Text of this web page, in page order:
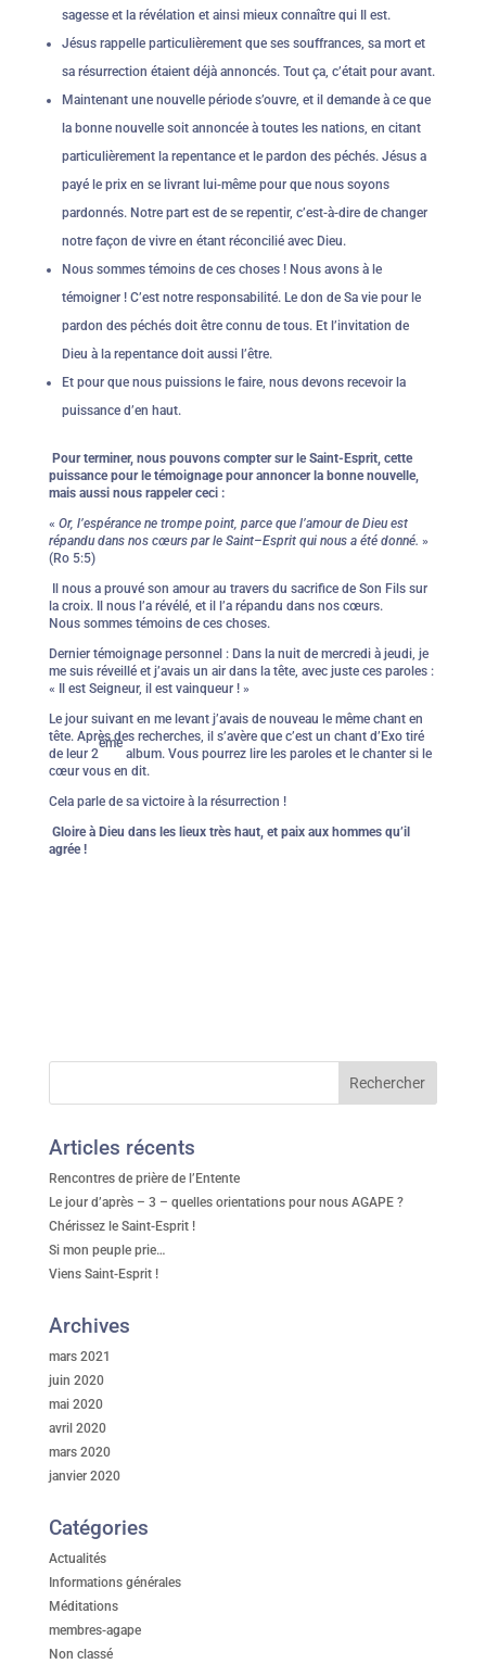
sagesse et la révélation et ainsi mieux connaître qui Il est.
Jésus rappelle particulièrement que ses souffrances, sa mort et
sa résurrection étaient déjà annoncés. Tout ça, c’était pour avant.
Maintenant une nouvelle période s’ouvre, et il demande à ce que
la bonne nouvelle soit annoncée à toutes les nations, en citant
particulièrement la repentance et le pardon des péchés. Jésus a
payé le prix en se livrant lui-même pour que nous soyons
pardonnés. Notre part est de se repentir, c’est-à-dire de changer
notre façon de vivre en étant réconcilié avec Dieu.
Nous sommes témoins de ces choses ! Nous avons à le
témoigner ! C’est notre responsabilité. Le don de Sa vie pour le
pardon des péchés doit être connu de tous. Et l’invitation de
Dieu à la repentance doit aussi l’être.
Et pour que nous puissions le faire, nous devons recevoir la
puissance d’en haut.
Pour terminer, nous pouvons compter sur le Saint-Esprit, cette
puissance pour le témoignage pour annoncer la bonne nouvelle,
mais aussi nous rappeler ceci :
« Or, l’espérance ne trompe point, parce que l’amour de Dieu est
répandu dans nos cœurs par le Saint–Esprit qui nous a été donné. »
(Ro 5:5)
Il nous a prouvé son amour au travers du sacrifice de Son Fils sur
la croix. Il nous l’a révélé, et il l’a répandu dans nos cœurs.
Nous sommes témoins de ces choses.
Dernier témoignage personnel : Dans la nuit de mercredi à jeudi, je
me suis réveillé et j’avais un air dans la tête, avec juste ces paroles :
« Il est Seigneur, il est vainqueur ! »
Le jour suivant en me levant j’avais de nouveau le même chant en
tête. Après des recherches, il s’avère que c’est un chant d’Exo tiré
de leur 2
ème
album. Vous pourrez lire les paroles et le chanter si le
cœur vous en dit.
Cela parle de sa victoire à la résurrection !
Gloire à Dieu dans les lieux très haut, et paix aux hommes qu’il
agrée !
Articles récents
Rencontres de prière de l’Entente
Le jour d’après – 3 – quelles orientations pour nous AGAPE ?
Chérissez le Saint-Esprit !
Si mon peuple prie…
Viens Saint-Esprit !
Archives
mars 2021
juin 2020
mai 2020
avril 2020
mars 2020
janvier 2020
Catégories
Actualités
Informations générales
Méditations
membres-agape
Non classé